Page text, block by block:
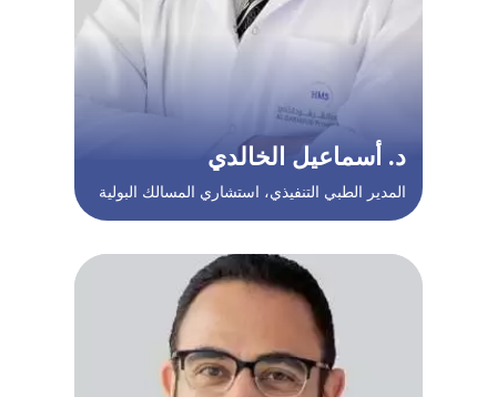
د. أسماعيل الخالدي
المدير الطبي التنفيذي، استشاري المسالك البولية